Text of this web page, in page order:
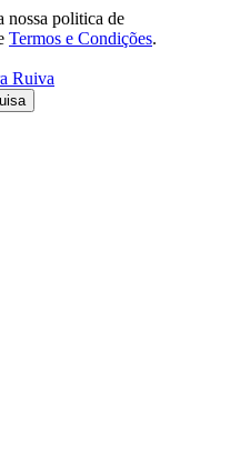
nossa politica de
Termos e Condições.